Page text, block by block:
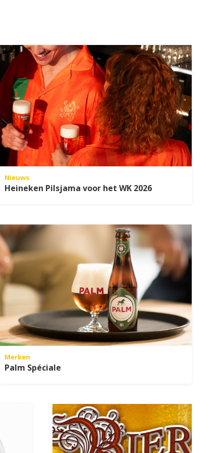
Nieuws
Heineken Pilsjama voor het WK 2026
Merken
Palm Spéciale